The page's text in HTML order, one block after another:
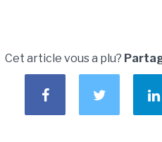
Cet article vous a plu?